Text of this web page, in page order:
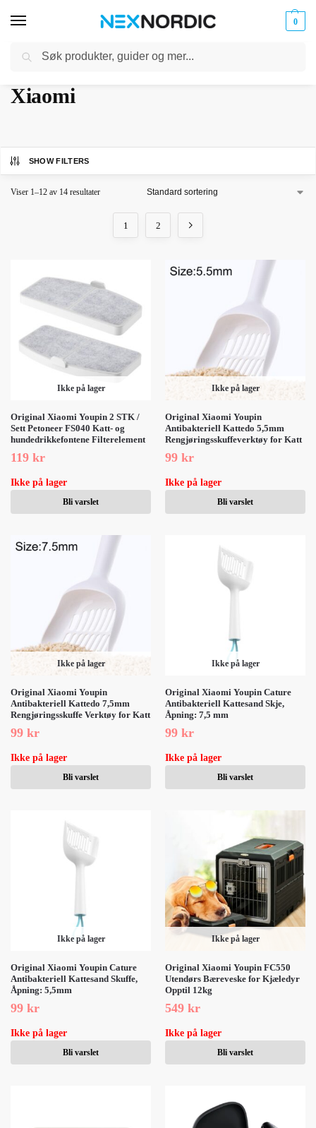
0
til
Kabler
Xiaomi
SHOW FILTERS
Viser 1–12 av 14 resultater
1 2
Ikke på lager
Original Xiaomi Youpin 2 STK /
Sett Petoneer FS040 Katt- og
hundedrikkefontene Filterelement
119 kr
Ikke på lager
Bli varslet
Ikke på lager
Original Xiaomi Youpin
Antibakteriell Kattedo 5,5mm
Rengjøringsskuffeverktøy for Katt
99 kr
Ikke på lager
Bli varslet
Ikke på lager
Original Xiaomi Youpin
Antibakteriell Kattedo 7,5mm
Rengjøringsskuffe Verktøy for Katt
99 kr
Ikke på lager
Bli varslet
Ikke på lager
Original Xiaomi Youpin Cature
Antibakteriell Kattesand Skje,
Åpning: 7,5 mm
99 kr
Ikke på lager
Bli varslet
Ikke på lager
Original Xiaomi Youpin Cature
Antibakteriell Kattesand Skuffe,
Åpning: 5,5mm
99 kr
Ikke på lager
Bli varslet
Ikke på lager
Original Xiaomi Youpin FC550
Utendørs Bæreveske for Kjæledyr
Opptil 12kg
549 kr
Ikke på lager
Bli varslet